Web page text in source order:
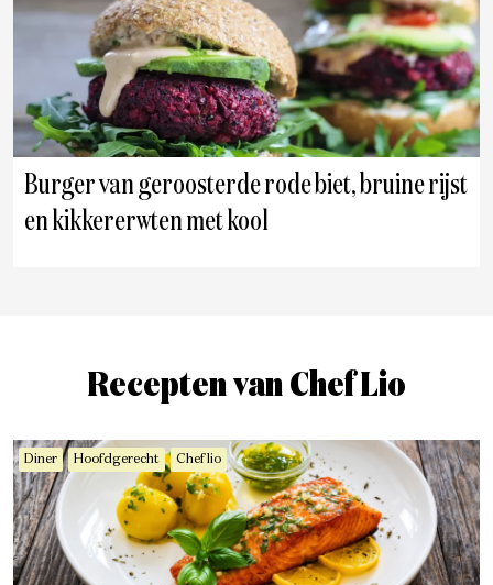
Burger van geroosterde rode biet, bruine rijst
en kikkererwten met kool
Recepten van Chef Lio
Diner Hoofdgerecht Chef lio